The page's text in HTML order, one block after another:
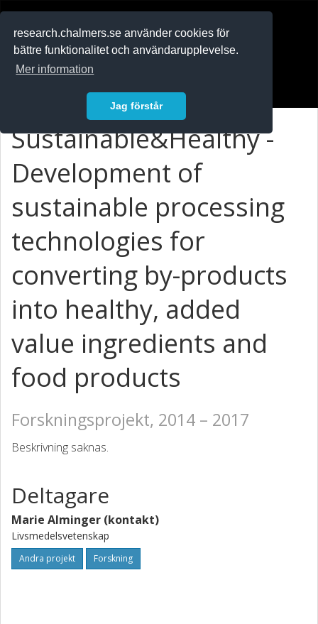
research.chalmers.se använder cookies för
bättre funktionalitet och användarupplevelse.
Mer information
Jag förstår
Sustainable&Healthy -
Development of
sustainable processing
technologies for
converting by-products
into healthy, added
value ingredients and
food products
Forskningsprojekt, 2014 – 2017
Beskrivning saknas.
Deltagare
Marie Alminger (kontakt)
Livsmedelsvetenskap
Andra projekt Forskning